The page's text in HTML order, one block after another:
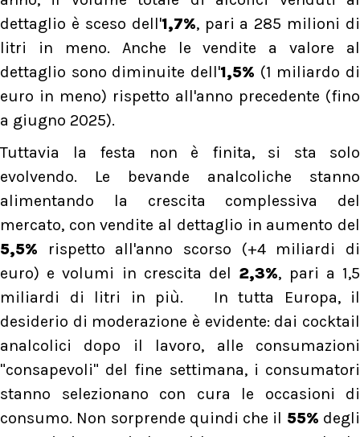
dettaglio è sceso dell'1,7%, pari a 285 milioni di
litri in meno. Anche le vendite a valore al
dettaglio sono diminuite dell'1,5% (1 miliardo di
euro in meno) rispetto all'anno precedente (fino
a giugno 2025).
Tuttavia la festa non è finita, si sta solo
evolvendo. Le bevande analcoliche stanno
alimentando la crescita complessiva del
mercato, con vendite al dettaglio in aumento del
5,5% rispetto all'anno scorso (+4 miliardi di
euro) e volumi in crescita del 2,3%, pari a 1,5
miliardi di litri in più. In tutta Europa, il
desiderio di moderazione è evidente: dai cocktail
analcolici dopo il lavoro, alle consumazioni
"consapevoli" del fine settimana, i consumatori
stanno selezionano con cura le occasioni di
consumo. Non sorprende quindi che il 55% degli